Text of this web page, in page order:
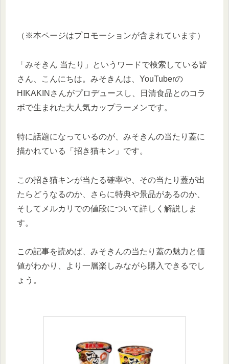
（※本ページはプロモーションが含まれています）
「みそきん 当たり」というワードで検索している皆
さん、こんにちは。みそきんは、YouTuberの
HIKAKINさんがプロデュースし、日清食品とのコラ
ボで生まれた大人気カップラーメンです。
特に話題になっているのが、みそきんの当たり蓋に
描かれている「招き猫キン」です。
この招き猫キンが当たる確率や、その当たり蓋が出
たらどうなるのか、さらに特典や景品があるのか、
そしてメルカリでの値段について詳しく解説しま
す。
この記事を読めば、みそきんの当たり蓋の魅力と価
値がわかり、より一層楽しみながら購入できるでし
ょう。